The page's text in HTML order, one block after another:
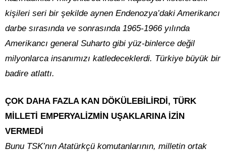
kişileri seri bir şekilde aynen Endenozya’daki Amerikancı
darbe sırasında ve sonrasında 1965-1966 yılında
Amerikancı general Suharto gibi yüz-binlerce değil
milyonlarca insanımızı katledeceklerdi. Türkiye büyük bir
badire atlattı.
ÇOK DAHA FAZLA KAN DÖKÜLEBİLİRDİ, TÜRK
MİLLETİ EMPERYALİZMİN UŞAKLARINA İZİN
VERMEDİ
Bunu TSK’nın Atatürkçü komutanlarının, milletin ortak